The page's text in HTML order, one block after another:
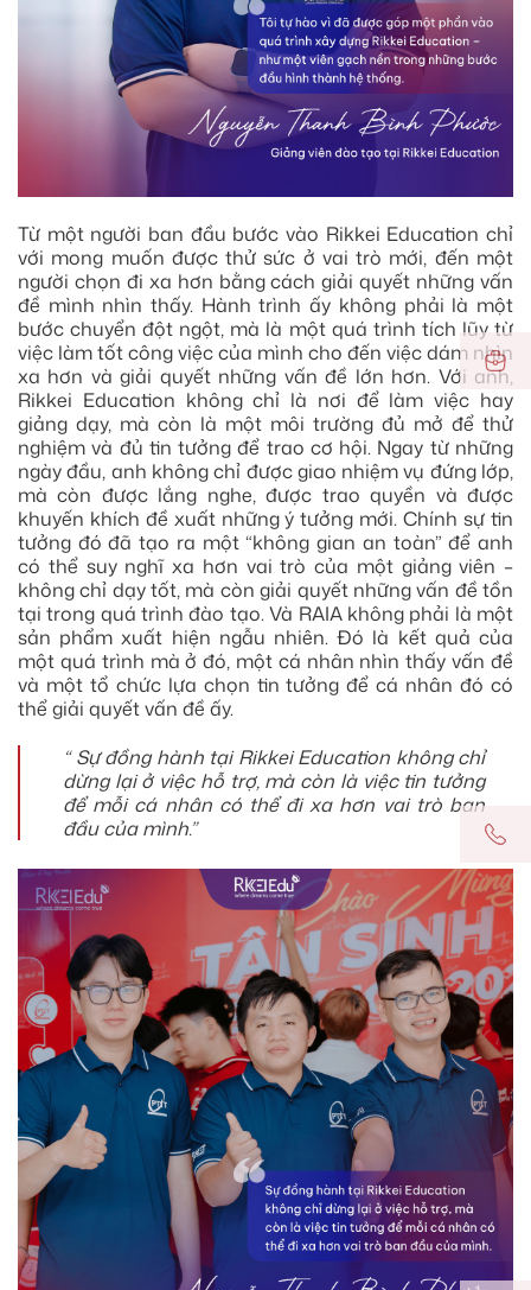
Từ một người ban đầu bước vào Rikkei Education chỉ
với mong muốn được thử sức ở vai trò mới, đến một
người chọn đi xa hơn bằng cách giải quyết những vấn
đề mình nhìn thấy. Hành trình ấy không phải là một
bước chuyển đột ngột, mà là một quá trình tích lũy từ
việc làm tốt công việc của mình cho đến việc dám nhìn
xa hơn và giải quyết những vấn đề lớn hơn. Với anh,
Rikkei Education không chỉ là nơi để làm việc hay
giảng dạy, mà còn là một môi trường đủ mở để thử
nghiệm và đủ tin tưởng để trao cơ hội. Ngay từ những
ngày đầu, anh không chỉ được giao nhiệm vụ đứng lớp,
mà còn được lắng nghe, được trao quyền và được
khuyến khích đề xuất những ý tưởng mới. Chính sự tin
tưởng đó đã tạo ra một “không gian an toàn” để anh
có thể suy nghĩ xa hơn vai trò của một giảng viên –
không chỉ dạy tốt, mà còn giải quyết những vấn đề tồn
tại trong quá trình đào tạo. Và RAIA không phải là một
sản phẩm xuất hiện ngẫu nhiên. Đó là kết quả của
một quá trình mà ở đó, một cá nhân nhìn thấy vấn đề
và một tổ chức lựa chọn tin tưởng để cá nhân đó có
thể giải quyết vấn đề ấy.
“ Sự đồng hành tại Rikkei Education không chỉ
dừng lại ở việc hỗ trợ, mà còn là việc tin tưởng
để mỗi cá nhân có thể đi xa hơn vai trò ban
đầu của mình.”